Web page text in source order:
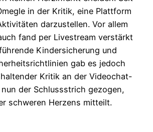
in der Kritik, eine Plattform
darzustellen. Vor allem
fand per Livestream verstärkt
Kindersicherung und
gab es jedoch
Kritik an der Videochat-
der Schlussstrich gezogen,
schweren Herzens mitteilt.